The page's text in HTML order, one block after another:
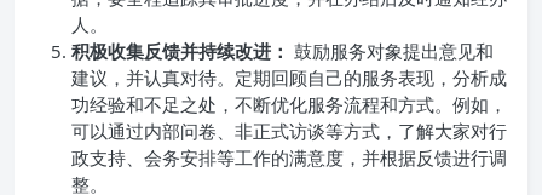
人。
积极收集反馈并持续改进： 鼓励服务对象提出意见和
建议，并认真对待。定期回顾自己的服务表现，分析成
功经验和不足之处，不断优化服务流程和方式。例如，
可以通过内部问卷、非正式访谈等方式，了解大家对行
政支持、会务安排等工作的满意度，并根据反馈进行调
整。